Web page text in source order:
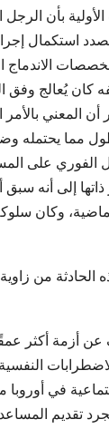
بأن الرجل
استكمال
الاندماج
كان يُعالج وفق
أن المعني بالأمر
مما يحتمله
على
إلى أنه
وكان
الحادثة من
أزمة أكثر
في أوروبا
تقديم